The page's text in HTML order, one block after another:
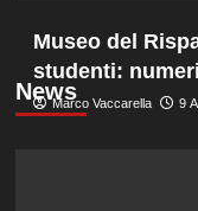
News
Museo del
studenti:
Marco Vaccarella 9